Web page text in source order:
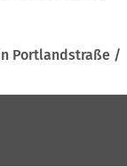
Portlandstraße /